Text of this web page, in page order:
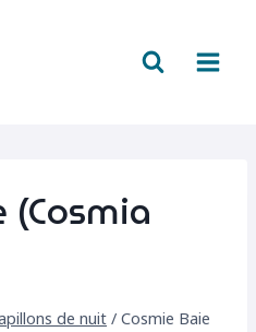
(Cosmia
de nuit / Cosmie Baie